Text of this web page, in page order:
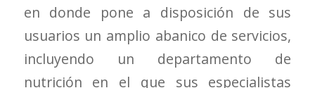
en donde pone a disposición de sus
usuarios un amplio abanico de servicios,
incluyendo un departamento de
nutrición en el que sus especialistas